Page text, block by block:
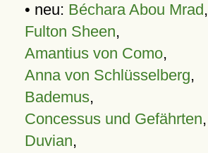
• neu: Béchara Abou Mrad,
Fulton Sheen,
Amantius von Como,
Anna von Schlüsselberg,
Bademus,
Concessus und Gefährten,
Duvian,